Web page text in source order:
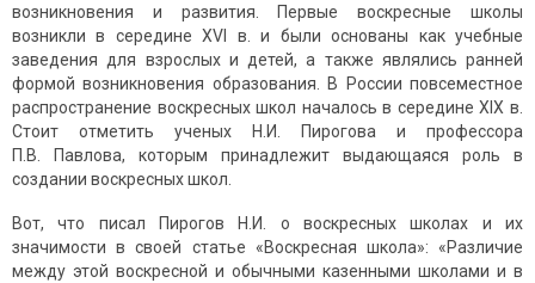
возникновения и развития. Первые воскресные школы
возникли в середине XVI в. и были основаны как учебные
заведения для взрослых и детей, а также являлись ранней
формой возникновения образования. В России повсеместное
распространение воскресных школ началось в середине XIX в.
Стоит отметить ученых Н.И. Пирогова и профессора
П.В. Павлова, которым принадлежит выдающаяся роль в
создании воскресных школ.
Вот, что писал Пирогов Н.И. о воскресных школах и их
значимости в своей статье «Воскресная школа»: «Различие
между этой воскресной и обычными казенными школами и в